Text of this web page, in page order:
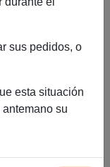
(60 cápsulas)
sus pedidos, o
esta situación
su